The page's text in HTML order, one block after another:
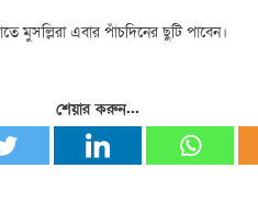
মুসল্লিরা এবার পাঁচদিনের ছুটি পাবেন।
শেয়ার করুন...